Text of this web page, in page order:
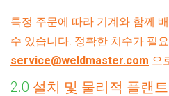
특정 주문에 따라 기계와 함께
수 있습니다. 정확한 치수가 필
service@weldmaster.com 으
2.0 설치 및 물리적 플랜